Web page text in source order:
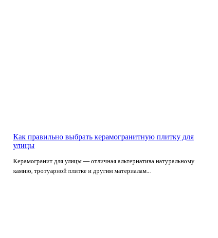
Как правильно выбрать керамогранитную плитку для
улицы
Керамогранит для улицы — отличная альтернатива натуральному
камню, тротуарной плитке и другим материалам...